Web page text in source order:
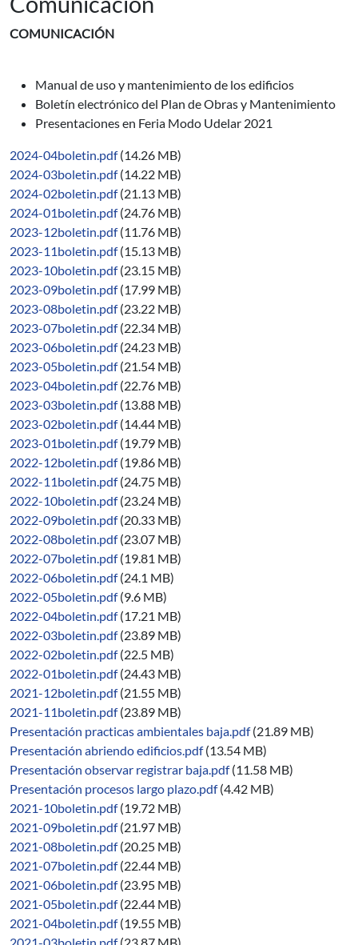
COMUNICACIÓN
Manual de uso y mantenimiento de los edificios
Boletín electrónico del Plan de Obras y Mantenimiento
Presentaciones en Feria Modo Udelar 2021
2024-04boletin.pdf (14.26 MB)
2024-03boletin.pdf (14.22 MB)
2024-02boletin.pdf (21.13 MB)
2024-01boletin.pdf (24.76 MB)
2023-12boletin.pdf (11.76 MB)
2023-11boletin.pdf (15.13 MB)
2023-10boletin.pdf (23.15 MB)
2023-09boletin.pdf (17.99 MB)
2023-08boletin.pdf (23.22 MB)
2023-07boletin.pdf (22.34 MB)
2023-06boletin.pdf (24.23 MB)
2023-05boletin.pdf (21.54 MB)
2023-04boletin.pdf (22.76 MB)
2023-03boletin.pdf (13.88 MB)
2023-02boletin.pdf (14.44 MB)
2023-01boletin.pdf (19.79 MB)
2022-12boletin.pdf (19.86 MB)
2022-11boletin.pdf (24.75 MB)
2022-10boletin.pdf (23.24 MB)
2022-09boletin.pdf (20.33 MB)
2022-08boletin.pdf (23.07 MB)
2022-07boletin.pdf (19.81 MB)
2022-06boletin.pdf (24.1 MB)
2022-05boletin.pdf (9.6 MB)
2022-04boletin.pdf (17.21 MB)
2022-03boletin.pdf (23.89 MB)
2022-02boletin.pdf (22.5 MB)
2022-01boletin.pdf (24.43 MB)
2021-12boletin.pdf (21.55 MB)
2021-11boletin.pdf (23.89 MB)
Presentación practicas ambientales baja.pdf (21.89 MB)
Presentación abriendo edificios.pdf (13.54 MB)
Presentación observar registrar baja.pdf (11.58 MB)
Presentación procesos largo plazo.pdf (4.42 MB)
2021-10boletin.pdf (19.72 MB)
2021-09boletin.pdf (21.97 MB)
2021-08boletin.pdf (20.25 MB)
2021-07boletin.pdf (22.44 MB)
2021-06boletin.pdf (23.95 MB)
2021-05boletin.pdf (22.44 MB)
2021-04boletin.pdf (19.55 MB)